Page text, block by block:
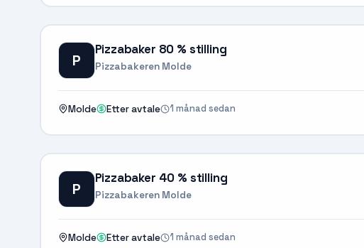
P
Pizzabaker 80 % stilling
Pizzabakeren Molde
Molde Etter avtale 1 månad sedan
P
Pizzabaker 40 % stilling
Pizzabakeren Molde
Molde Etter avtale 1 månad sedan